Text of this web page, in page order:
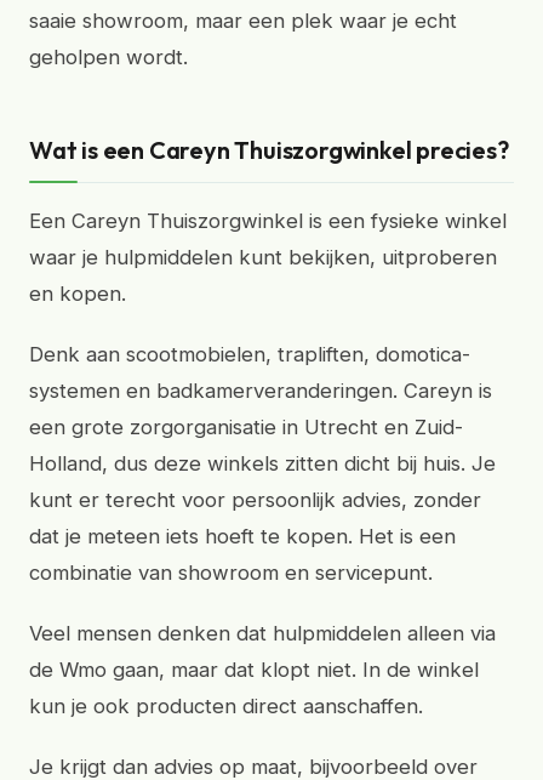
saaie showroom, maar een plek waar je echt
geholpen wordt.
Wat is een Careyn Thuiszorgwinkel precies?
Een Careyn Thuiszorgwinkel is een fysieke winkel
waar je hulpmiddelen kunt bekijken, uitproberen
en kopen.
Denk aan scootmobielen, trapliften, domotica-
systemen en badkamerveranderingen. Careyn is
een grote zorgorganisatie in Utrecht en Zuid-
Holland, dus deze winkels zitten dicht bij huis. Je
kunt er terecht voor persoonlijk advies, zonder
dat je meteen iets hoeft te kopen. Het is een
combinatie van showroom en servicepunt.
Veel mensen denken dat hulpmiddelen alleen via
de Wmo gaan, maar dat klopt niet. In de winkel
kun je ook producten direct aanschaffen.
Je krijgt dan advies op maat, bijvoorbeeld over